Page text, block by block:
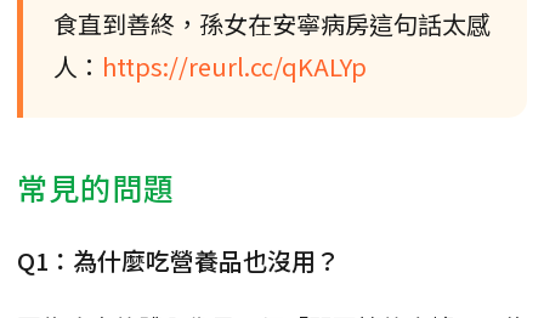
食直到善終，孫女在安寧病房這句話太感
人： https://reurl.cc/qKALYp
常見的問題
Q1：為什麼吃營養品也沒用？